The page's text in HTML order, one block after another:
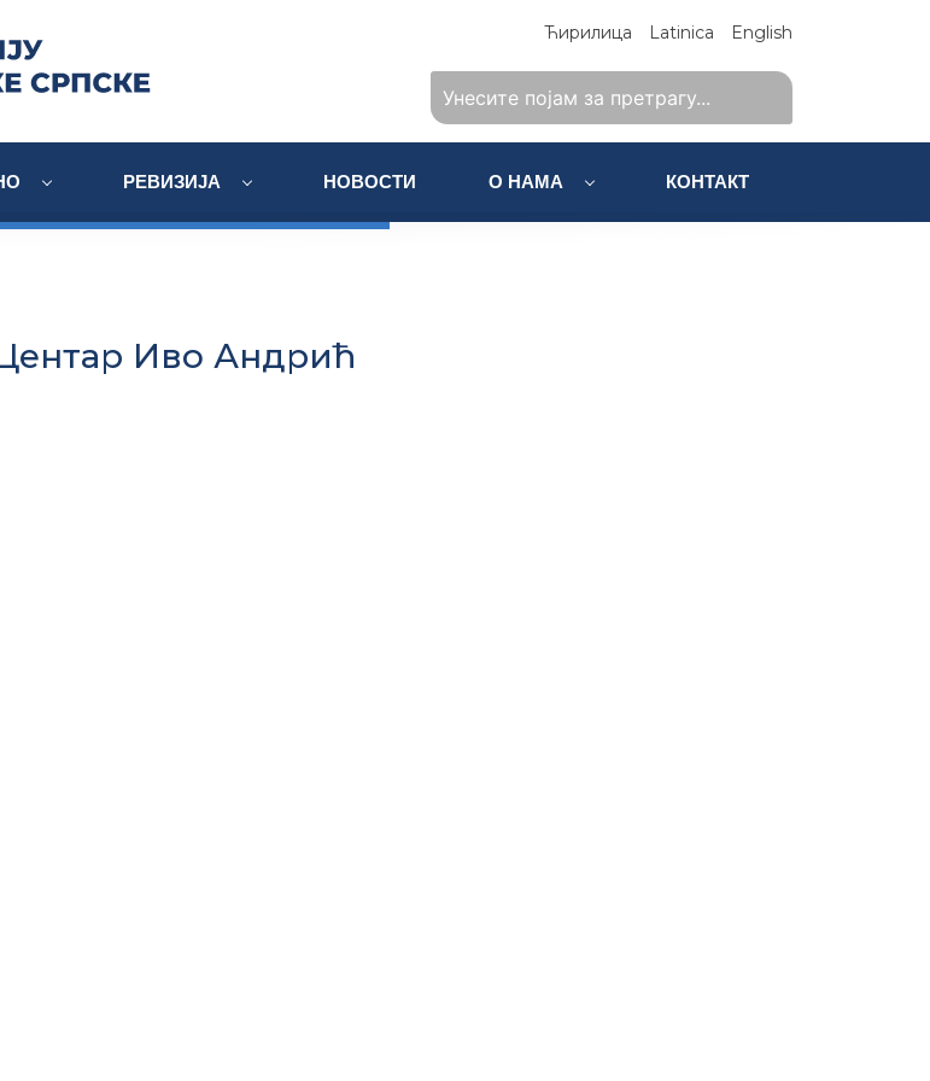
Ћирилица Latinica English
РЕВИЗИЈА НОВОСТИ О НАМА КОНТАКТ
Иво Андрић